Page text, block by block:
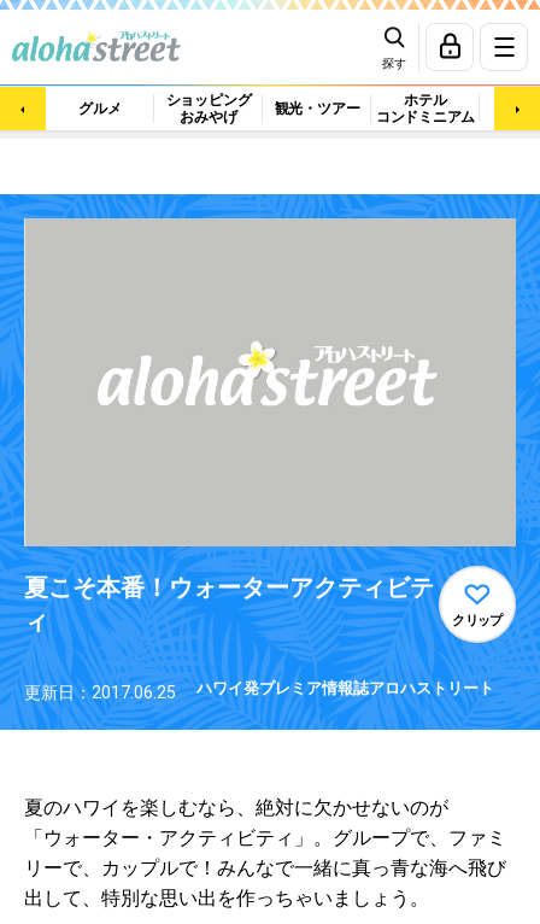
探す
グルメ
ショッピング
おみやげ
観光・ツアー
ホテル
コンドミニアム
マッ
夏こそ本番！ウォーターアクティビテ
ィ
クリップ
更新日：2017.06.25 ハワイ発プレミア情報誌アロハストリート
夏のハワイを楽しむなら、絶対に欠かせないのが
「ウォーター・アクティビティ」。グループで、ファミ
リーで、カップルで！みんなで一緒に真っ青な海へ飛び
出して、特別な思い出を作っちゃいましょう。